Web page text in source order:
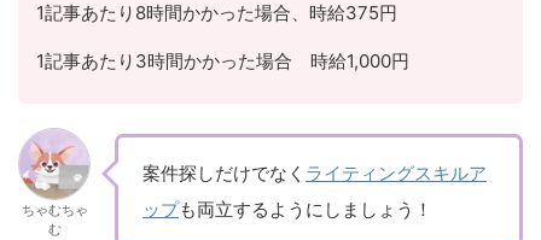
1記事あたり8時間かかった場合、時給375円
1記事あたり3時間かかった場合 時給1,000円
ちゃむちゃ
む
案件探しだけでなく ライティングスキルア
ップも両立するようにしましょう！